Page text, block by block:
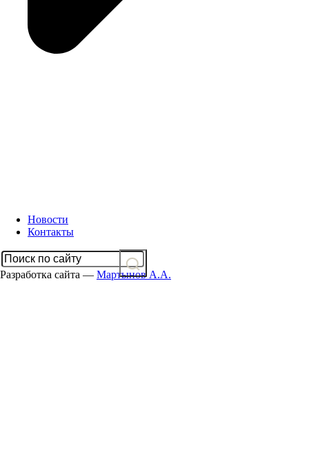
Новости
Контакты
Разработка сайта — Мартынов А.А.